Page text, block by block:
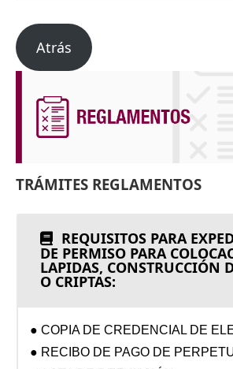
Atrás
TRÁMITES REGLAMENTOS
REQUISITOS PARA
DE PERMISO PARA
LAPIDAS, CONSTRUCCIÓN
O CRIPTAS:
● COPIA DE CREDENCIAL DE
● RECIBO DE PAGO DE